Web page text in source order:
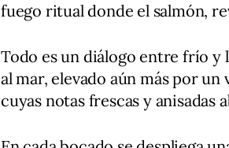
fuego ritual donde el salmón,
Todo es un diálogo entre frío y
al mar, elevado aún más por
cuyas notas frescas y anisadas